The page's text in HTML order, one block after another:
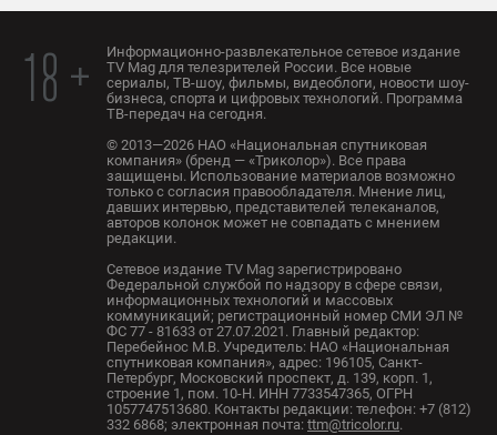
18 +
Информационно-развлекательное сетевое издание
TV Mag для телезрителей России. Все новые
сериалы, ТВ-шоу, фильмы, видеоблоги, новости шоу-
бизнеса, спорта и цифровых технологий. Программа
ТВ-передач на сегодня.
© 2013—2026 НАО «Национальная спутниковая
компания» (бренд — «Триколор»). Все права
защищены. Использование материалов возможно
только с согласия правообладателя. Мнение лиц,
давших интервью, представителей телеканалов,
авторов колонок может не совпадать с мнением
редакции.
Сетевое издание TV Mag зарегистрировано
Федеральной службой по надзору в сфере связи,
информационных технологий и массовых
коммуникаций; регистрационный номер СМИ ЭЛ №
ФС 77 - 81633 от 27.07.2021. Главный редактор:
Перебейнос М.В. Учредитель: НАО «Национальная
спутниковая компания», адрес: 196105, Санкт-
Петербург, Московский проспект, д. 139, корп. 1,
строение 1, пом. 10-Н. ИНН 7733547365, ОГРН
1057747513680. Контакты редакции: телефон: +7 (812)
332 6868; электронная почта: ttm@tricolor.ru.